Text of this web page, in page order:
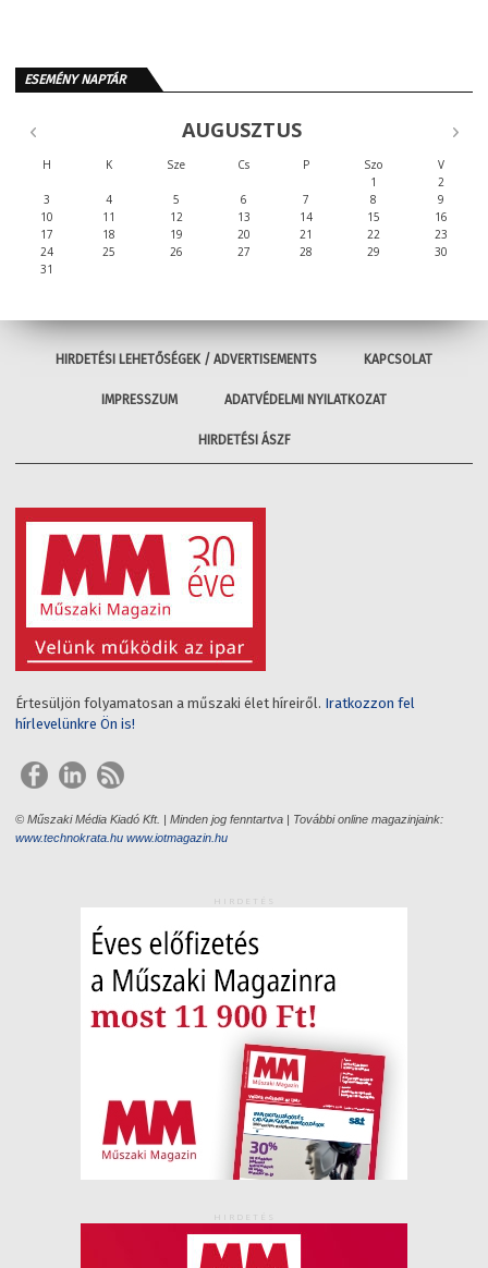
ESEMÉNY NAPTÁR
AUGUSZTUS
H K Sze Cs P Szo
V
1
2
3
4 5 6 7 8
9
10
11 12 13 14 15
16
17
18 19 20 21 22
23
24
25 26 27 28 29
30
31
HIRDETÉSI LEHETŐSÉGEK / ADVERTISEMENTS KAPCSOLAT
IMPRESSZUM ADATVÉDELMI NYILATKOZAT
HIRDETÉSI ÁSZF
Értesüljön folyamatosan a műszaki élet híreiről. Iratkozzon fel
hírlevelünkre Ön is!
© Műszaki Média Kiadó Kft. | Minden jog fenntartva | További online magazinjaink:
www.technokrata.hu www.iotmagazin.hu
HIRDETÉS
HIRDETÉS